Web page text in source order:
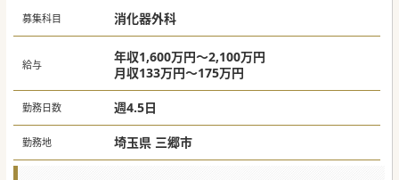
#秋入職可
募集科目 消化器外科
給与
年収1,600万円～2,100万円
月収133万円～175万円
勤務日数 週4.5日
勤務地 埼玉県 三郷市